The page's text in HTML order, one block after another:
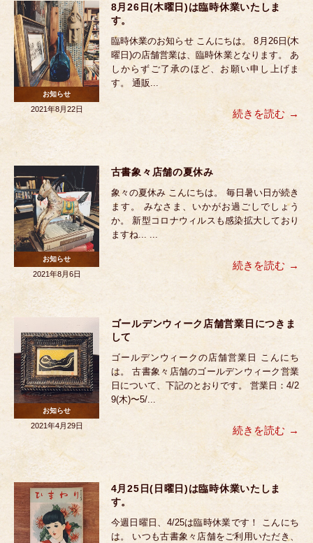
8月26日(木曜日)は臨時休業いたしま
す。
臨時休業のお知らせ こんにちは。 8月26日(木
曜日)の店舗営業は、臨時休業となります。 あ
しからずご了承のほど、お願い申し上げま
す。 通販...
続きを読む
お知らせ
2021年8月22日
古書象々店舗の夏休み
象々の夏休み こんにちは。 毎日暑い日が続き
ます。 みなさま、いかがお過ごしでしょう
か。 新型コロナウィルスも感染拡大しており
ますね... ...
続きを読む
お知らせ
2021年8月6日
ゴールデンウィーク店舗営業日につきま
して
ゴールデンウィークの店舗営業日 こんにち
は。 古書象々店舗のゴールデンウィーク営業
日について、下記のとおりです。 営業日：4/2
9(木)〜5/...
続きを読む
お知らせ
2021年4月29日
4月25日(日曜日)は臨時休業いたしま
す。
今週日曜日、4/25は臨時休業です！ こんにち
は。 いつも古書象々店舗をご利用いただき、